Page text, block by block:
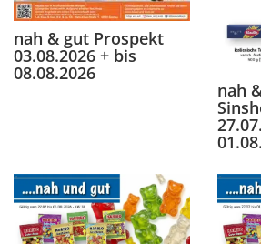
nah & gut Prospekt
03.08.2026 + bis
08.08.2026
nah